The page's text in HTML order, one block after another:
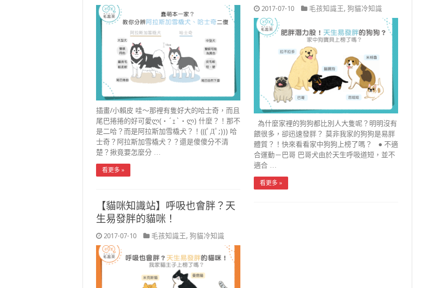
插畫/小賴皮 哇～那裡有隻好大的哈士奇，而且
尾巴捲捲的好可愛ლ(・´ｪ`・ლ) 什麼？！那不
是二哈？而是阿拉斯加雪橇犬？！(((ﾟДﾟ;))) 哈
士奇？阿拉斯加雪橇犬？？還是傻傻分不清
楚？揪竟要怎麼分 …
看更多 »
2017-07-10 毛孩知識王, 狗貓冷知識
為什麼家裡的狗狗都比別人大隻呢？明明沒有
餵很多，卻迅速發胖？ 莫非我家的狗狗是易胖
體質？！快來看看家中狗狗上榜了嗎？ ● 不適
合運動－巴哥 巴哥犬由於天生呼吸道短，並不
適合 …
看更多 »
【貓咪知識站】呼吸也會胖？天
生易發胖的貓咪！
2017-07-10 毛孩知識王, 狗貓冷知識